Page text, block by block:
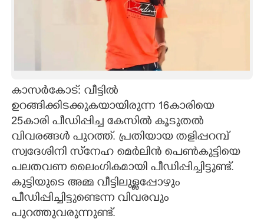
LITERATURE
ZOOM
CONTACT US
കാസർകോട്: വീട്ടിൽ
ഉറങ്ങിക്കിടക്കുകയായിരുന്ന 16കാരിയെ
25കാരി പീഡിപ്പിച്ച കേസിൽ കൂടുതൽ
വിവരങ്ങൾ പുറത്ത്. പ്രതിയായ തളിപ്പറമ്പ്
സ്വദേശിനി സ്‌‌നേഹ മെർലിൻ പെൺകുട്ടിയെ
പലതവണ ലൈംഗികമായി പീഡിപ്പിച്ചിട്ടുണ്ട്.
കുട്ടിയുടെ അമ്മ വീട്ടിലുള്ളപ്പോഴും
പീ‌‌ഡിപ്പിച്ചിട്ടുണ്ടെന്ന വിവരവും
പുറത്തുവരുന്നുണ്ട്.